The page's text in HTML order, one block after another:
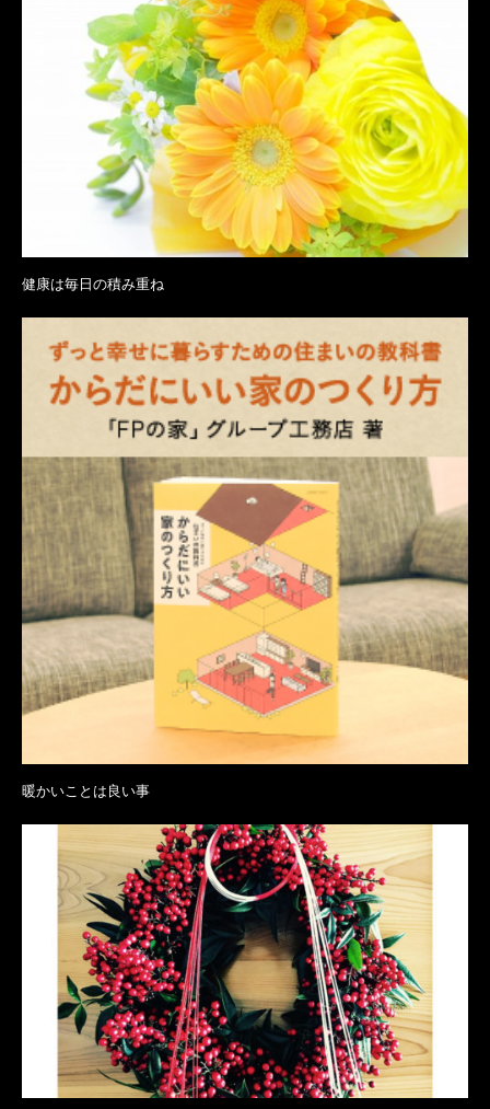
健康は毎日の積み重ね
暖かいことは良い事